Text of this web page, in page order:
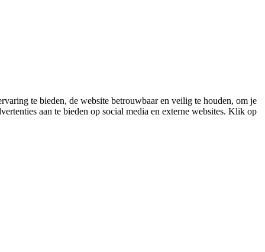
te bieden, de website betrouwbaar en veilig te houden, om je
aan te bieden op social media en externe websites. Klik op